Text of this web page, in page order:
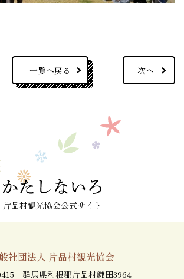
次へ
一覧へ戻る
片品村観光協会公式サイト
社団法人 片品村観光協会
群馬県利根郡片品村鎌田3964